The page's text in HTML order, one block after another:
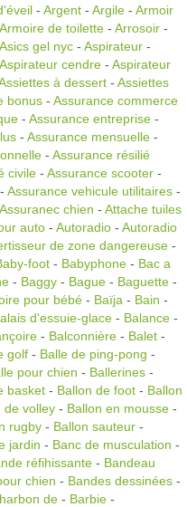
- Argent - Argile - Armoir
Armoire de toilette - Arrosoir -
Asics gel nyc - Aspirateur -
Aspirateur cendre - Aspirateur
à dessert - Assiettes
bonus - Assurance commerce
- Assurance entreprise -
- Assurance mensuelle -
- Assurance résilié
civile - Assurance scooter -
- Assurance vehicule utilitaires -
Assuranec chien - Attache tuiles
auto - Autoradio - Autoradio
de zone dangereuse -
foot - Babyphone - Bac a
- Baggy - Bague - Baguette -
pour bébé - Baïja - Bain -
d'essuie-glace - Balance -
- Balconnière - Balet -
golf - Balle de ping-pong -
pour chien - Ballerines -
basket - Ballon de foot - Ballon
de volley - Ballon en mousse -
rugby - Ballon sauteur -
jardin - Banc de musculation -
réfihissante - Bandeau
chien - Bandes dessinées -
de - Barbie -